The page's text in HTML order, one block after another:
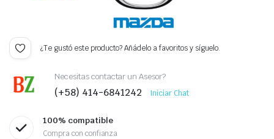
¿Te gustó este producto? Añádelo a favoritos y síguelo.
Necesitas contactar un Asesor?
(+58) 414-6841242 Iniciar Chat
100% compatible
Compra con confianza